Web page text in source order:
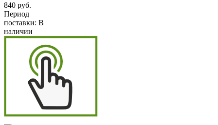
840 руб.
Период
поставки: В
наличии